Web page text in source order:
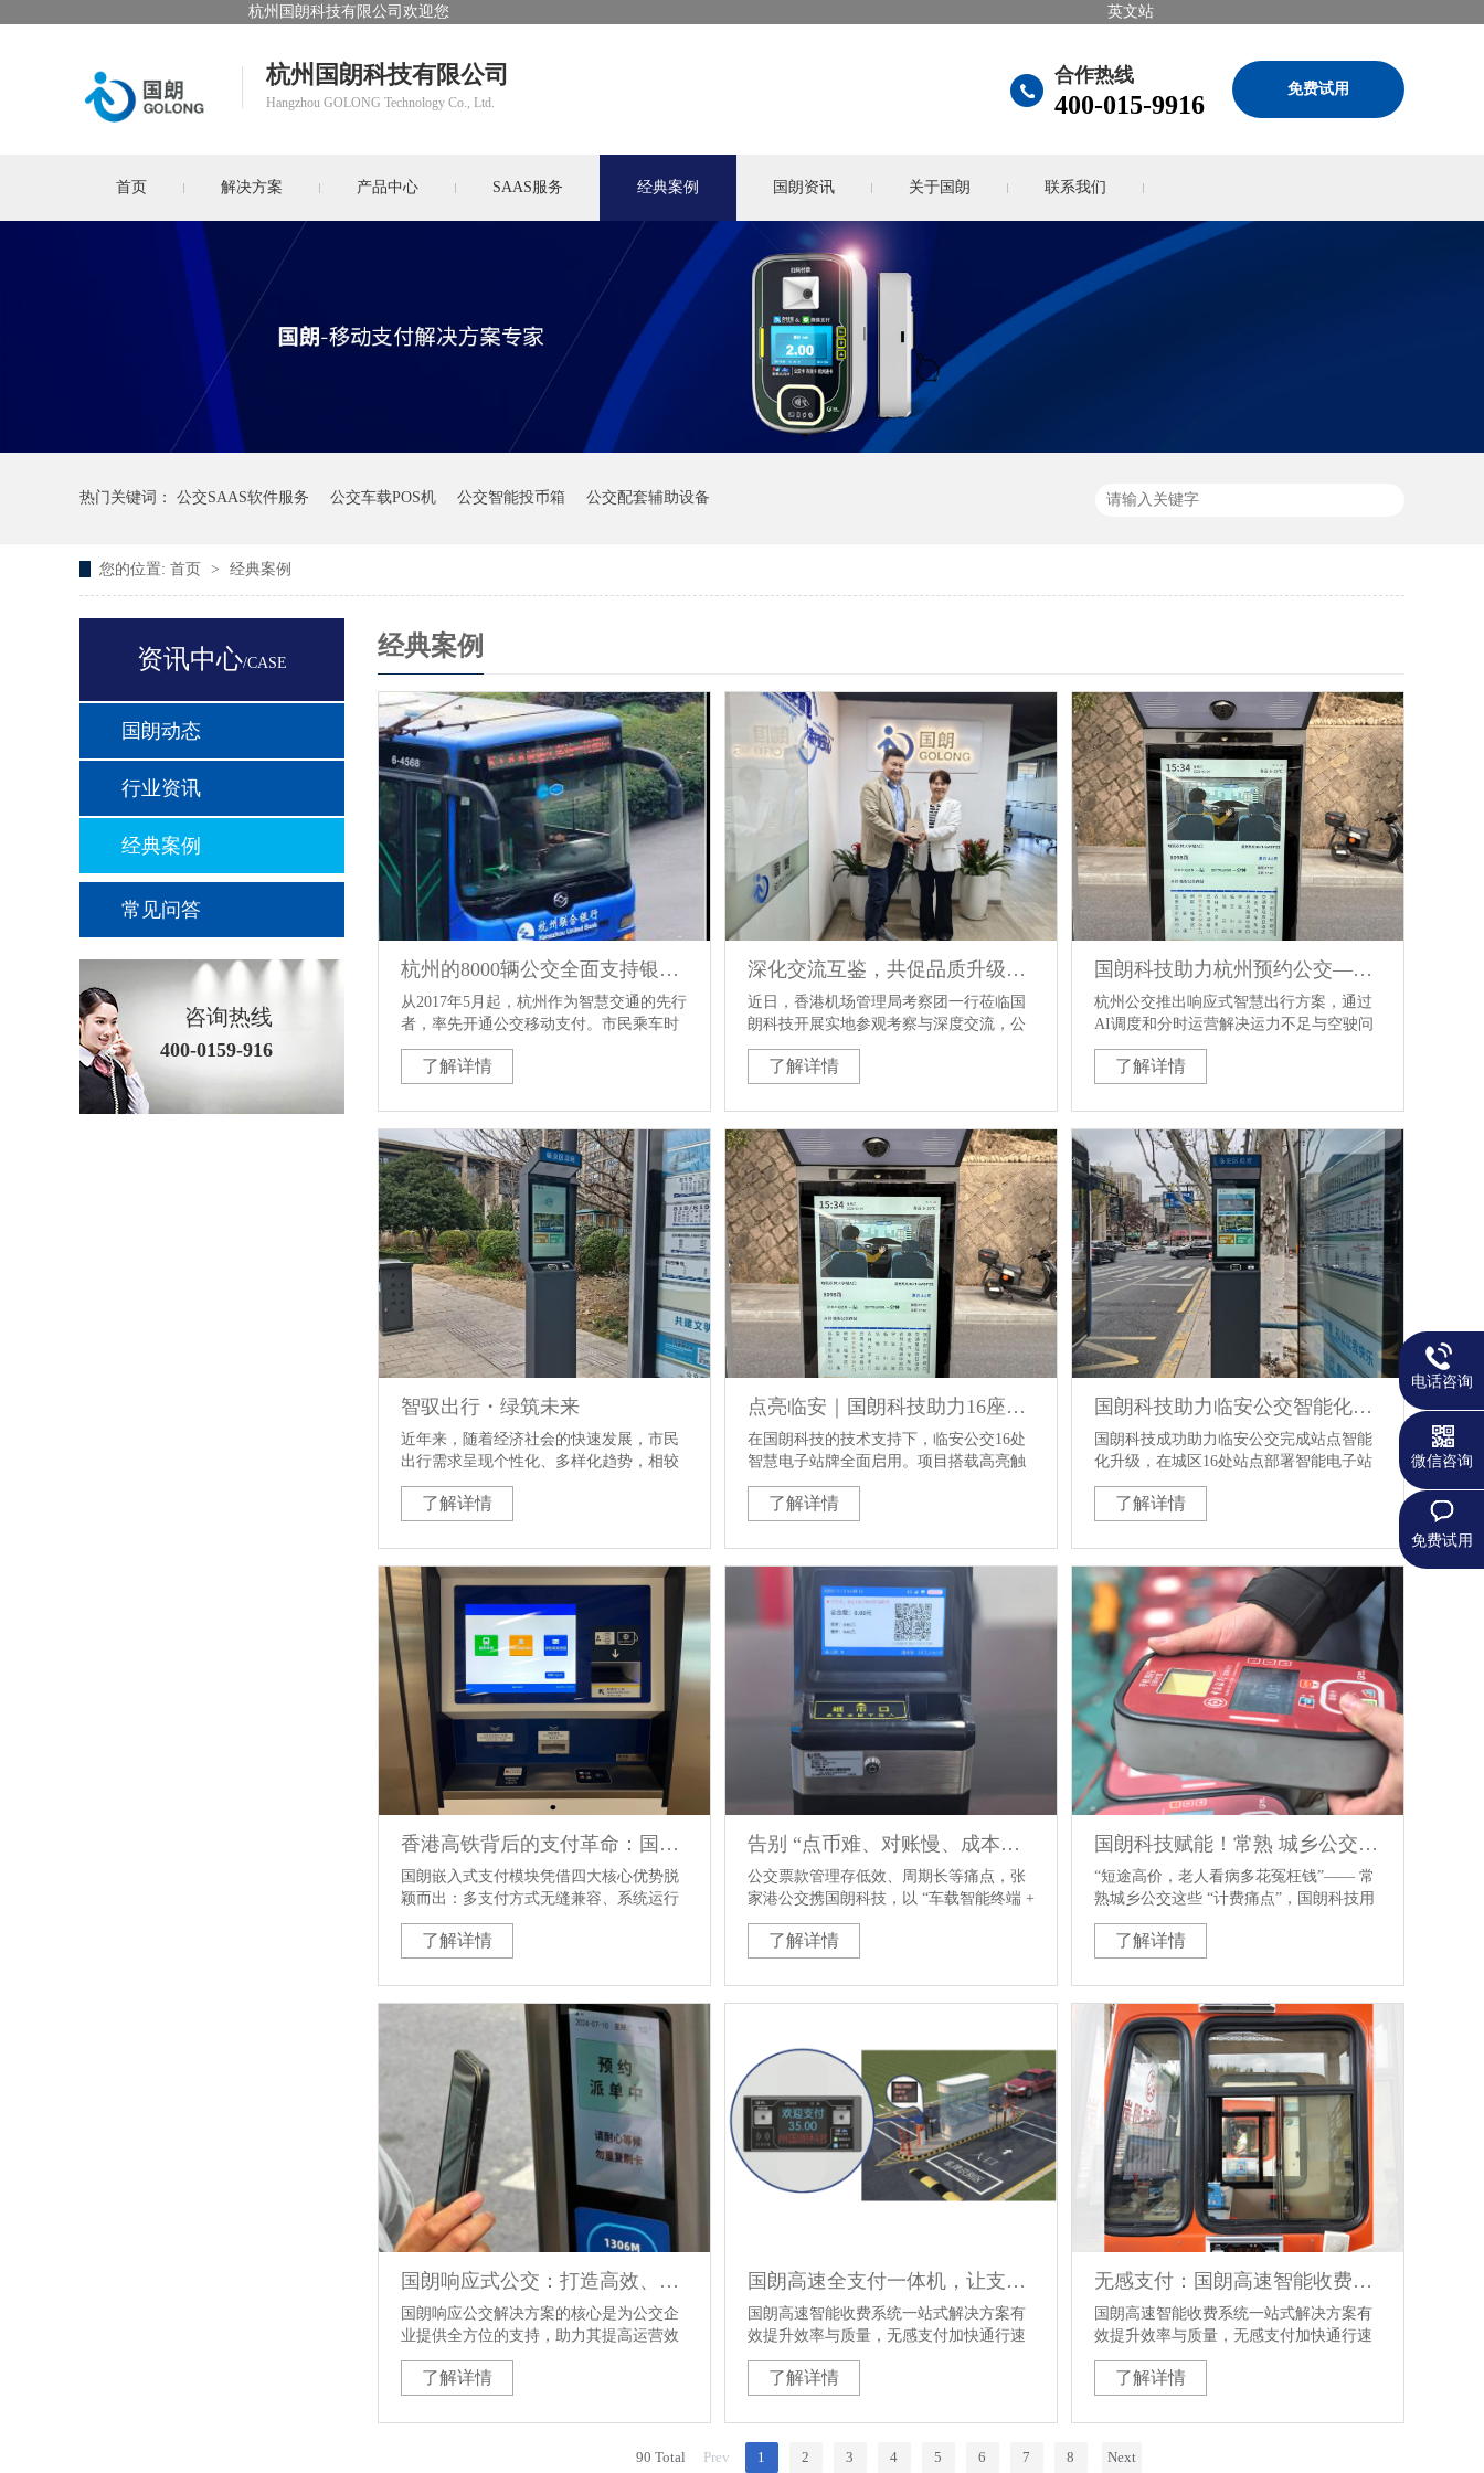
杭州国朗科技有限公司欢迎您 英文站
杭州国朗科技有限公司
Hangzhou GOLONG Technology Co., Ltd.
免费试用
合作热线
400-015-9916
首页 解决方案 产品中心 SAAS服务 经典案例 国朗资讯 关于国朗 联系我们
热门关键词： 公交SAAS软件服务 公交车载POS机 公交智能投币箱 公交配套辅助设备
您的位置: 首页 > 经典案例
资讯中心/CASE
国朗动态
行业资讯
经典案例
常见问答
咨询热线
400-0159-916
经典案例
杭州的8000辆公交全面支持银联云闪付及支付宝移动支付乘车
从2017年5月起，杭州作为智慧交通的先行
者，率先开通公交移动支付。市民乘车时
会发现公交上多了一台POS机，此次公交
配备的国朗POS机后，市民的乘车支付方
联云闪付等其他各类智能手机pay，手表手
环的智能终端。杭州是全国首个实现公交
移动支付的城市到目前…
了解详情
深化交流互鉴，共促品质升级｜香港机场管理局莅临国朗科技参观考察
近日，香港机场管理局考察团一行莅临国
朗科技开展实地参观考察与深度交流，公
司核心管理层及相关业务、技术负责人全
程陪同接待。考察团先后走进公司生产加
位、多角度调研公司生产实力、品控体系
与核心产品体系，为双方后续深化交流、
探索合作契机奠定了坚实基础。 考察首
站，香港机场管理局考察团深入国朗科技
加工厂生产一线，实地走访生产车间、工
艺加工区、品质检测区等核心区域。在参
观过
了解详情
国朗科技助力杭州预约公交——打造城市智慧出行新范式
杭州公交推出响应式智慧出行方案，通过
AI调度和分时运营解决运力不足与空驶问
题，实现高效、便捷、全龄友好的城市出
行。了解详情
智驭出行・绿筑未来
近年来，随着经济社会的快速发展，市民
出行需求呈现个性化、多样化趋势，相较
于传统公交定点、定线、定时的运营服务
模式，需求响应式公交服务因其可达性
乘客不断升级的出行需求。
了解详情
点亮临安｜国朗科技助力16座智慧站台全面上线，等你来体验
在国朗科技的技术支持下，临安公交16处
智慧电子站牌全面启用。项目搭载高亮触
控屏，实时显示车辆动态与到站时间，并
与“掌上公交”APP数据互联，构建线上线
统，通过大数据分析实现车辆智能调度与
线路动态优化。该项目标志着临安公交数
字化转型取得重要突破，以科技赋能显著
提升了市民出行体验与公交运营效率。
了解详情
国朗科技助力临安公交智能化升级：16处智能电子站牌项目顺利推进
国朗科技成功助力临安公交完成站点智能
化升级，在城区16处站点部署智能电子站
牌。项目已率先完成3处试点，全部工程预
计2月中旬竣工。新建电子站牌具备车辆实
态更新等核心功能，通过高清高亮显示屏
实现全天候信息清晰展示。此次合作以科
技赋能公共出行，显著提升了公交服务透
明度与市民候车体验，是智慧城市建设的
一次重要实践。
了解详情
香港高铁背后的支付革命：国朗科技嵌入式模块引领全球交通智能化
国朗嵌入式支付模块凭借四大核心优势脱
颖而出：多支付方式无缝兼容、系统运行
高效且维护成本低、双离线支付保障交易
连续性、全方位合规安全体系。其强大的
务系统、智能售货终端等场景，有效提升
运营效率、降低管理成本。未来，国朗科
技将加速推广该支付解决方案，持续赋能
全球公共交通数字化转型，为构建智慧未
来城市注入强劲动能。
了解详情
告别 “点币难、对账慢、成本高”！国朗科技助力张家港公交开启票款管理智能化新纪元
公交票款管理存低效、周期长等痛点，张
家港公交携国朗科技，以 “车载智能终端 +
后台系统” 破局，实现投币智能处理、流
程线上化，提效降本。方案已多城落地，
了解详情
国朗科技赋能！常熟 城乡公交升级，分段计费省 心，智能出行更安心
“短途高价，老人看病多花冤枉钱”—— 常
熟城乡公交这些 “计费痛点”，国朗科技用
智能技术帮您解决！
了解详情
国朗响应式公交：打造高效、个性化的公共交通新方案
国朗响应公交解决方案的核心是为公交企
业提供全方位的支持，助力其提高运营效
率、降低运营成本，同时为乘客提供个性
化、精准化的无缝联运体验。以杭州第一
即发”的项目为例，响应式公交解决方案有
了解详情
国朗高速全支付一体机，让支付更简单
国朗高速智能收费系统一站式解决方案有
效提升效率与质量，无感支付加快通行速
度、提升用户体验，降低运营成本。
了解详情
无感支付：国朗高速智能收费系统解决方案
国朗高速智能收费系统一站式解决方案有
效提升效率与质量，无感支付加快通行速
度、提升用户体验，降低运营成本。
了解详情
90 Total Prev 1 2 3 4 5 6 7 8 Next
电话咨询
微信咨询
免费试用